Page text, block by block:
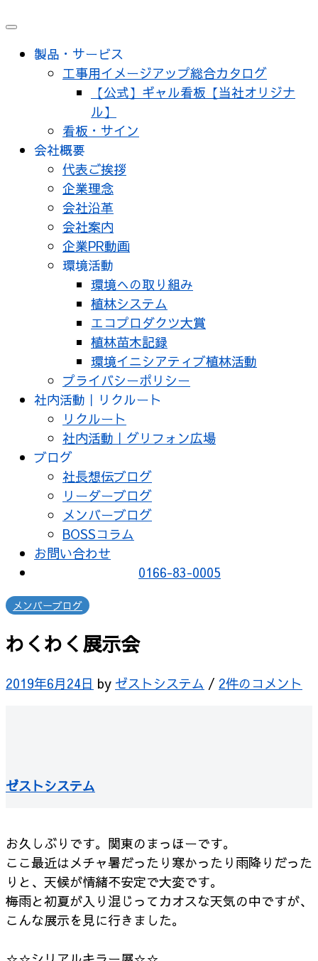
メ
製品・サービス
工事用イメージアップ総合カタログ
【公式】ギャル看板【当社オリジナ
ル】
看板・サイン
会社概要
代表ご挨拶
企業理念
会社沿革
会社案内
企業PR動画
環境活動
環境への取り組み
植林システム
エコプロダクツ大賞
植林苗木記録
環境イニシアティブ植林活動
プライバシーポリシー
社内活動｜リクルート
リクルート
社内活動｜グリフォン広場
ブログ
社長想伝ブログ
リーダーブログ
メンバーブログ
BOSSコラム
お問い合わせ
0166-83-0005
メンバーブログ
わくわく展示会
2019年6月24日 by ゼストシステム / 2件のコメント
ゼストシステム
お久しぶりです。関東のまっほーです。
ここ最近はメチャ暑だったり寒かったり雨降りだった
りと、天候が情緒不安定で大変です。
梅雨と初夏が入り混じってカオスな天気の中ですが、
こんな展示を見に行きました。